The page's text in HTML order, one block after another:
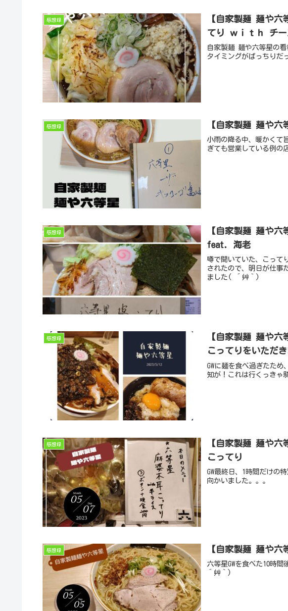
感想録
【自家製麺 麺や六
てり ｗｉｔｈ チ
自家製麺 麺や六等星の
タイミングがばっちりだ
感想録 【自家製麺 麺や六
小雨の降る中、暖かくて
ぎても営業している例の
感想録
【自家製麺 麺や六
feat. 海老
噂で聞いていた、こって
されたので、明日が仕事
ました( ´艸｀)
感想録
【自家製麺 麺や
こってりをいただ
GWに麺を食べ過ぎたた
知が！これは行くっきゃ
感想録
【自家製麺 麺や六
こってり
GW最終日、1時間だけの
向かいました。。。
感想録 【自家製麺 麺や
六等星GWを食べた10時
´艸｀)